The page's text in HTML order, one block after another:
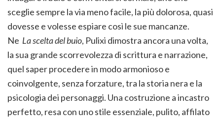
sceglie sempre la via meno facile, la più dolorosa, quasi
dovesse e volesse espiare così le sue mancanze.
Ne La scelta del buio, Pulixi dimostra ancora una volta,
la sua grande scorrevolezza di scrittura e narrazione,
quel saper procedere in modo armonioso e
coinvolgente, senza forzature, tra la storia nera e la
psicologia dei personaggi. Una costruzione a incastro
perfetto, resa con uno stile essenziale, pulito, affilato